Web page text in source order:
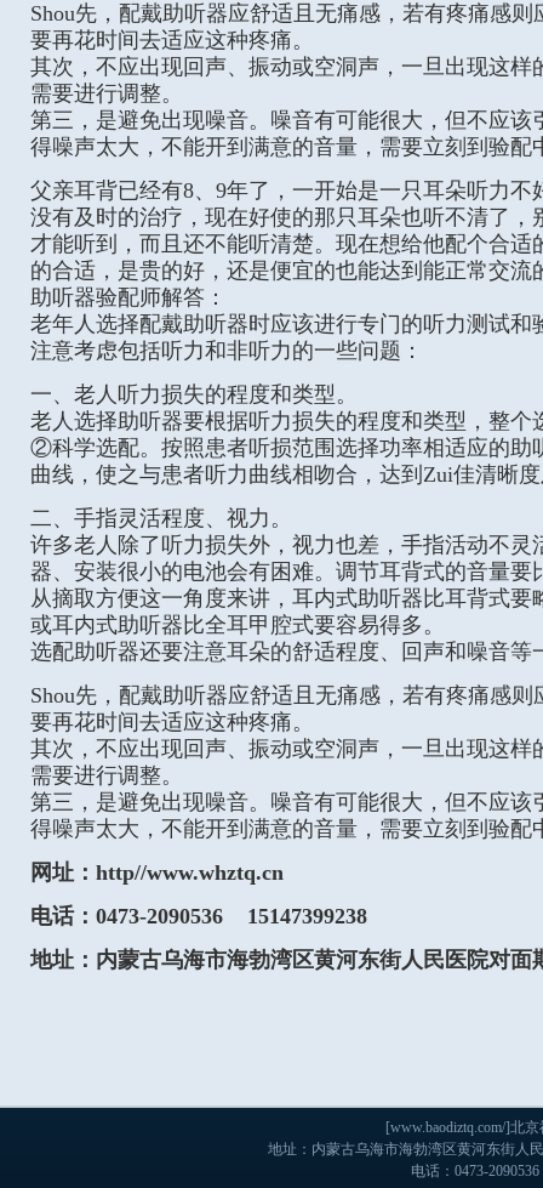
Shou先，配戴助听器应舒适且无痛感，若有疼痛感
要再花时间去适应这种疼痛。
其次，不应出现回声、振动或空洞声，一旦出现这样
需要进行调整。
第三，是避免出现噪音。噪音有可能很大，但不应该
得噪声太大，不能开到满意的音量，需要立刻到验配
父亲耳背已经有8、9年了，一开始是一只耳朵听力不
没有及时的治疗，现在好使的那只耳朵也听不清了，
才能听到，而且还不能听清楚。现在想给他配个合适
的合适，是贵的好，还是便宜的也能达到能正常交流
助听器验配师解答：
老年人选择配戴助听器时应该进行专门的听力测试和
注意考虑包括听力和非听力的一些问题：
一、老人听力损失的程度和类型。
老人选择助听器要根据听力损失的程度和类型，整
②科学选配。按照患者听损范围选择功率相适应的助
曲线，使之与患者听力曲线相吻合，达到Zui佳清晰
二、手指灵活程度、视力。
许多老人除了听力损失外，视力也差，手指活动不灵
器、安装很小的电池会有困难。调节耳背式的音量要
从摘取方便这一角度来讲，耳内式助听器比耳背式要
或耳内式助听器比全耳甲腔式要容易得多。
选配助听器还要注意耳朵的舒适程度、回声和噪音等
Shou先，配戴助听器应舒适且无痛感，若有疼痛感
要再花时间去适应这种疼痛。
其次，不应出现回声、振动或空洞声，一旦出现这样
需要进行调整。
第三，是避免出现噪音。噪音有可能很大，但不应该
得噪声太大，不能开到满意的音量，需要立刻到验配
网址：http//www.whztq.cn
电话：0473-2090536 15147399238
地址：内蒙古乌海市海勃湾区黄河东街人民医院对面
[www.baodiztq.com/]北
地址：内蒙古乌海市海勃湾区黄河东街人
电话：0473-